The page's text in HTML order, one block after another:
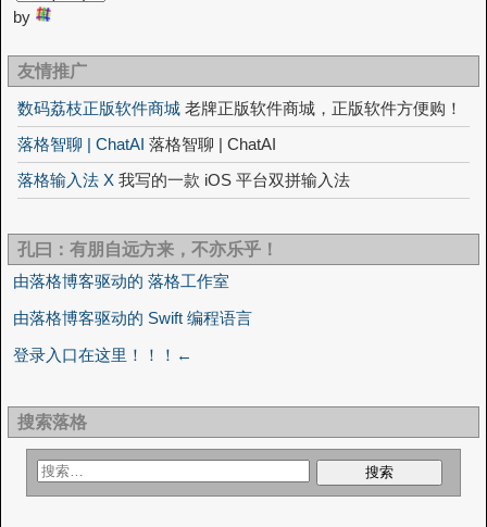
by
友情推广
数码荔枝正版软件商城 老牌正版软件商城，正版软件方便购！
落格智聊 | ChatAI 落格智聊 | ChatAI
落格输入法 X 我写的一款 iOS 平台双拼输入法
孔曰：有朋自远方来，不亦乐乎！
由落格博客驱动的 落格工作室
由落格博客驱动的 Swift 编程语言
登录入口在这里！！！←
搜索落格